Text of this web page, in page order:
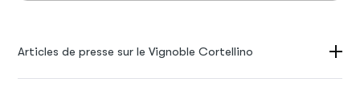
Articles de presse sur le Vignoble Cortellino